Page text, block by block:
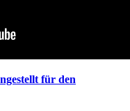
für den